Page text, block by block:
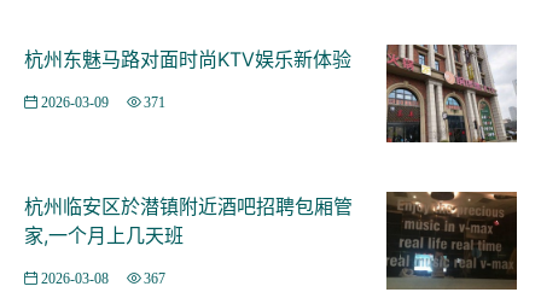
杭州东魅马路对面时尚KTV娱乐新体验
2026-03-09 371
杭州临安区於潜镇附近酒吧招聘包厢管
家,一个月上几天班
2026-03-08 367